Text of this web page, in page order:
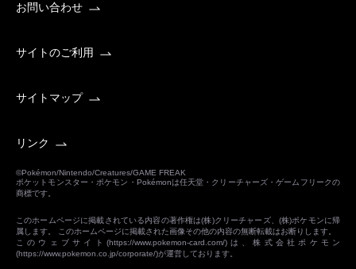
お問い合わせ
サイトのご利用
サイトマップ
リンク
©Pokémon/Nintendo/Creatures/GAME FREAK
ポケットモンスター・ポケモン・Pokémonは任天堂・クリーチャーズ・ゲームフリークの
商標です。
このホームページに掲載されている内容の著作権は(株)クリーチャーズ、(株)ポケモンに帰
属します。 このホームページに掲載された画像その他の内容の無断転載はお断りします。
このウェブサイト(https://www.pokemon-card.com/)は、株式会社ポケモン
(https://www.pokemon.co.jp/corporate/)が運営しております。